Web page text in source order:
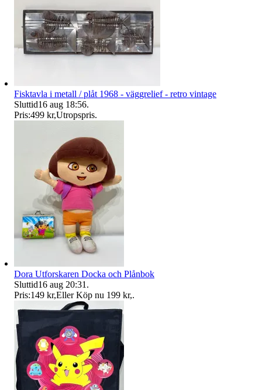
Fisktavla i metall / plåt 1968 - väggrelief - retro vintage
Sluttid16 aug 18:56.
Pris:499 kr,Utropspris.
Dora Utforskaren Docka och Plånbok
Sluttid16 aug 20:31 .
Pris:149 kr,Eller Köp nu 199 kr,.